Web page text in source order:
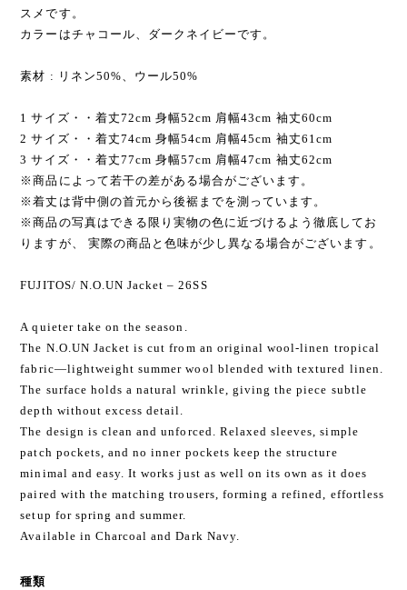
スメです。
カラーはチャコール、ダークネイビーです。
素材 : リネン50%、ウール50%
1 サイズ・・着丈72cm 身幅52cm 肩幅43cm 袖丈60cm
2 サイズ・・着丈74cm 身幅54cm 肩幅45cm 袖丈61cm
3 サイズ・・着丈77cm 身幅57cm 肩幅47cm 袖丈62cm
※商品によって若干の差がある場合がございます。
※着丈は背中側の首元から後裾までを測っています。
※商品の写真はできる限り実物の色に近づけるよう徹底してお
りますが、 実際の商品と色味が少し異なる場合がございます。
FUJITOS/ N.O.UN Jacket – 26SS
A quieter take on the season.
The N.O.UN Jacket is cut from an original wool-linen tropical
fabric—lightweight summer wool blended with textured linen.
The surface holds a natural wrinkle, giving the piece subtle
depth without excess detail.
The design is clean and unforced. Relaxed sleeves, simple
patch pockets, and no inner pockets keep the structure
minimal and easy. It works just as well on its own as it does
paired with the matching trousers, forming a refined, effortless
setup for spring and summer.
Available in Charcoal and Dark Navy.
種類